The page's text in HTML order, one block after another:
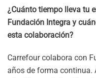
¿Cuánto tiempo lleva tu
Fundación Integra y
esta colaboración?
Carrefour colabora con
años de forma continua.